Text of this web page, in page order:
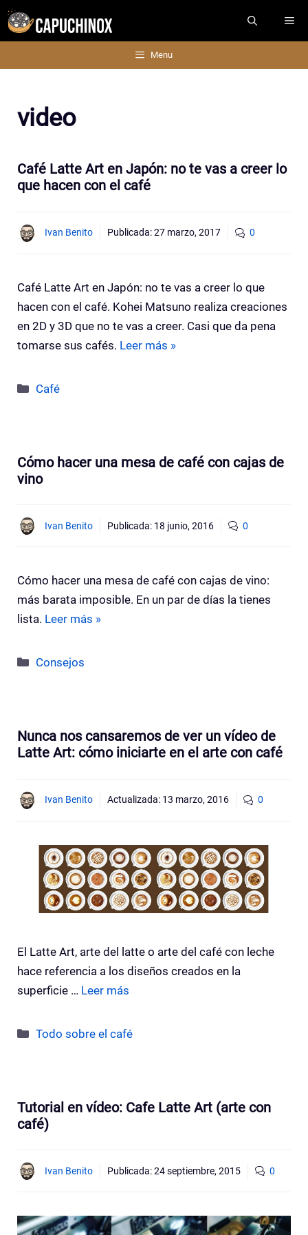
Saltar
Menu
video
Café Latte Art en Japón: no te vas a creer lo
que hacen con el café
Ivan Benito Publicada:27 marzo, 2017 0
Café Latte Art en Japón: no te vas a creer lo que
hacen con el café. Kohei Matsuno realiza creaciones
en 2D y 3D que no te vas a creer. Casi que da pena
tomarse sus cafés. Leer más »
Categorías
Café
Cómo hacer una mesa de café con cajas de
vino
Ivan Benito Publicada: 18 junio, 2016 0
Cómo hacer una mesa de café con cajas de vino:
más barata imposible. En un par de días la tienes
lista. Leer más »
Categorías
Consejos
Nunca nos cansaremos de ver un vídeo de
Latte Art: cómo iniciarte en el arte con café
Ivan Benito Actualizada: 13 marzo, 2016 0
El Latte Art, arte del latte o arte del café con leche
hace referencia a los diseños creados en la
superficie … Leer más
Categorías
Todo sobre el café
Tutorial en vídeo: Cafe Latte Art (arte con
café)
Ivan Benito Publicada:24 septiembre, 2015 0